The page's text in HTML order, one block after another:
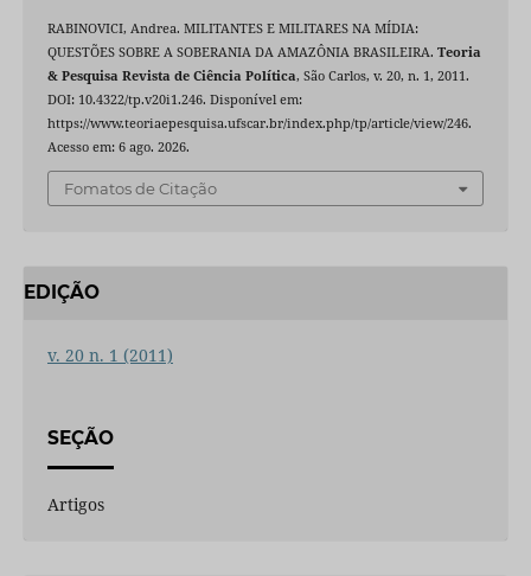
RABINOVICI, Andrea. MILITANTES E MILITARES NA MÍDIA:
QUESTÕES SOBRE A SOBERANIA DA AMAZÔNIA BRASILEIRA. Teoria
& Pesquisa Revista de Ciência Política, São Carlos, v. 20, n. 1, 2011.
DOI: 10.4322/tp.v20i1.246. Disponível em:
https://www.teoriaepesquisa.ufscar.br/index.php/tp/article/view/246.
Acesso em: 6 ago. 2026.
Fomatos de Citação
EDIÇÃO
v. 20 n. 1 (2011)
SEÇÃO
Artigos